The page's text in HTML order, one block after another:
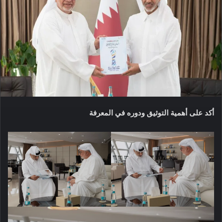
أكد على أهمية التوثيق ودوره في المعرفة